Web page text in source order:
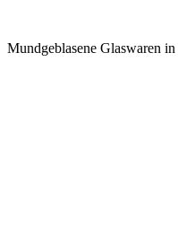
Mundgeblasene Glaswaren